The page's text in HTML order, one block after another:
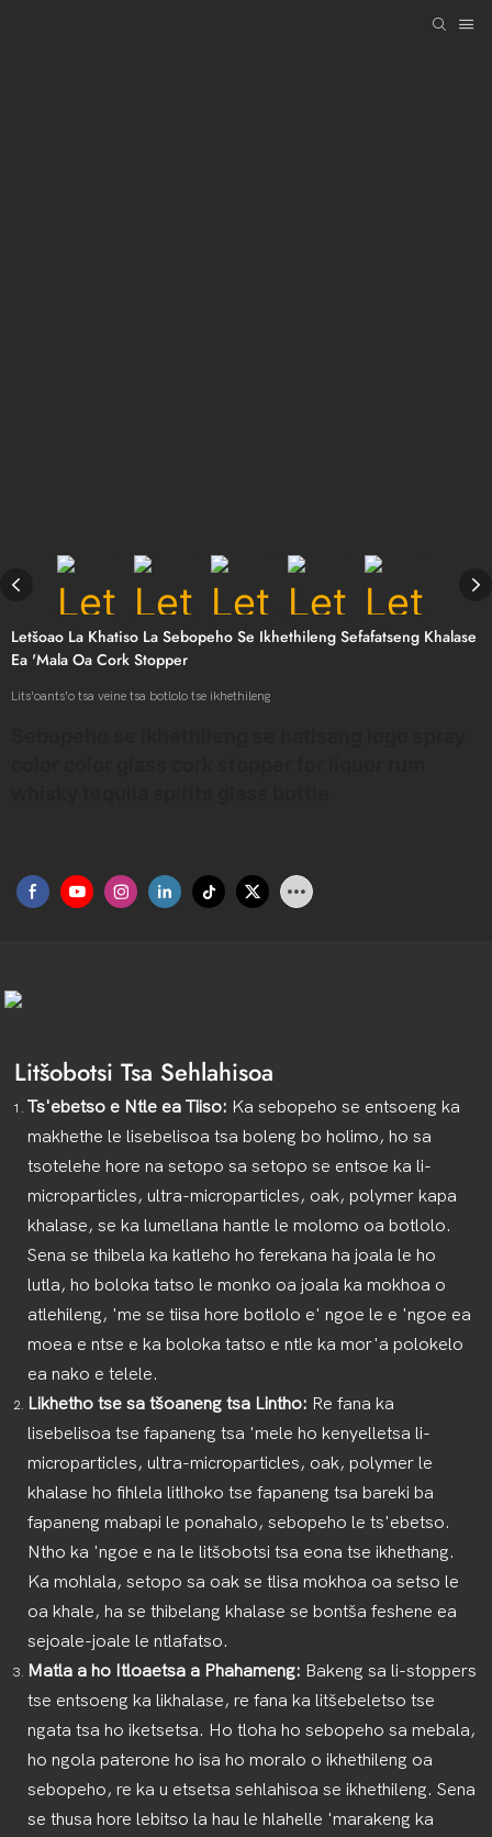
Letšoao La Khatiso La Sebopeho Se Ikhethileng Sefafatseng Khalase
Ea 'mala Oa Cork Stopper
Lits'oants'o tsa veine tsa botlolo tse ikhethileng
Litšobotsi Tsa Sehlahisoa
Ts'ebetso e Ntle ea Tiiso: Ka sebopeho se entsoeng ka
makhethe le lisebelisoa tsa boleng bo holimo, ho sa
tsotelehe hore na setopo sa setopo se entsoe ka li-
microparticles, ultra-microparticles, oak, polymer kapa
khalase, se ka lumellana hantle le molomo oa botlolo.
Sena se thibela ka katleho ho ferekana ha joala le ho
lutla, ho boloka tatso le monko oa joala ka mokhoa o
atlehileng, 'me se tiisa hore botlolo e' ngoe le e 'ngoe ea
moea e ntse e ka boloka tatso e ntle ka mor'a polokelo
ea nako e telele.
Likhetho tse sa tšoaneng tsa Lintho: Re fana ka
lisebelisoa tse fapaneng tsa 'mele ho kenyelletsa li-
microparticles, ultra-microparticles, oak, polymer le
khalase ho fihlela litlhoko tse fapaneng tsa bareki ba
fapaneng mabapi le ponahalo, sebopeho le ts'ebetso.
Ntho ka 'ngoe e na le litšobotsi tsa eona tse ikhethang.
Ka mohlala, setopo sa oak se tlisa mokhoa oa setso le
oa khale, ha se thibelang khalase se bontša feshene ea
sejoale-joale le ntlafatso.
Matla a ho Itloaetsa a Phahameng: Bakeng sa li-stoppers
tse entsoeng ka likhalase, re fana ka litšebeletso tse
ngata tsa ho iketsetsa. Ho tloha ho sebopeho sa mebala,
ho ngola paterone ho isa ho moralo o ikhethileng oa
sebopeho, re ka u etsetsa sehlahisoa se ikhethileng. Sena
se thusa hore lebitso la hau le hlahelle 'marakeng ka